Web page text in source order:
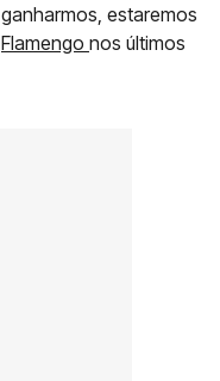
estaremos
Flamengo nos últimos